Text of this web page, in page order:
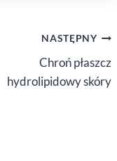
NASTĘPNY
Chroń płaszcz
hydrolipidowy skóry